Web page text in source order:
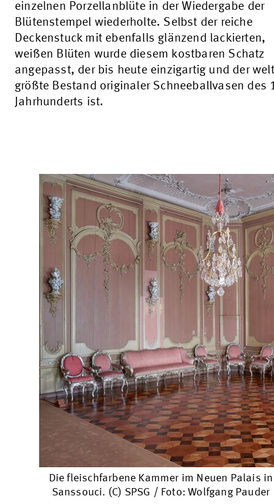
einzelnen Porzellanblüte in der Wiedergabe der
Blütenstempel wiederholte. Selbst der reiche
Deckenstuck mit ebenfalls glänzend lackierten,
weißen Blüten wurde diesem kostbaren Schatz
angepasst, der bis heute einzigartig und der
größte Bestand originaler Schneeballvasen des
Jahrhunderts ist.
Die fleischfarbene Kammer im Neuen Palais in
Sanssouci. (C) SPSG / Foto: Wolfgang Pauder